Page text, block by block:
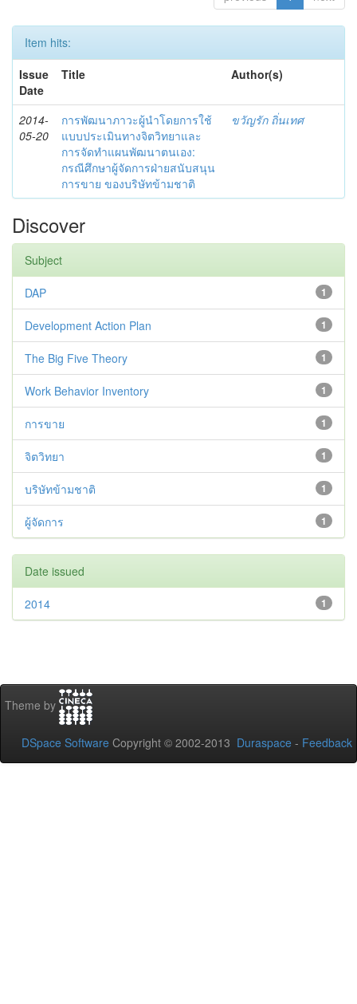
Item hits:
Issue
Date
Title Author(s)
2014-
05-20
การพัฒนาภาวะผู้นำโดยการใช้
แบบประเมินทางจิตวิทยาและ
การจัดทำแผนพัฒนาตนเอง:
กรณีศึกษาผู้จัดการฝ่ายสนับสนุน
การขาย ของบริษัทข้ามชาติ
ขวัญรัก ถิ่นเทศ
Discover
Subject
1
DAP
1
Development Action Plan
1
The Big Five Theory
1
Work Behavior Inventory
1
การขาย
1
จิตวิทยา
1
บริษัทข้ามชาติ
1
ผู้จัดการ
Date issued
1
2014
Theme by
DSpace Software Copyright © 2002-2013 Duraspace - Feedback